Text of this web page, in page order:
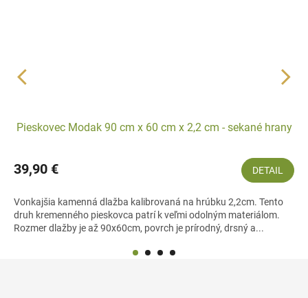
Pieskovec Modak 90 cm x 60 cm x 2,2 cm - sekané hrany
39,90 € DETAIL
Vonkajšia kamenná dlažba kalibrovaná na hrúbku 2,2cm. Tento
druh kremenného pieskovca patrí k veľmi odolným materiálom.
Rozmer dlažby je až 90x60cm, povrch je prírodný, drsný a...